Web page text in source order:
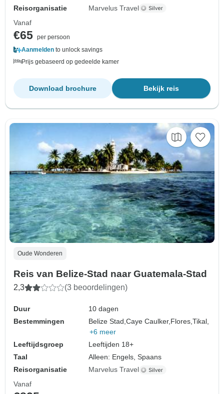
Reisorganisatie
Marvelus Travel
Vanaf
€65 per persoon
Aanmelden to unlock savings
Prijs gebaseerd op gedeelde kamer
Bekijk reis
Download brochure
Oude Wonderen
Reis van Belize-Stad naar Guatemala-Stad
2,3 (3 beoordelingen)
Duur
10 dagen
Bestemmingen
Belize Stad,Caye Caulker, Flores,Tikal,
+6 meer
Leeftijdsgroep
Leeftijden 18+
Taal
Alleen: Engels, Spaans
Reisorganisatie
Marvelus Travel
Vanaf